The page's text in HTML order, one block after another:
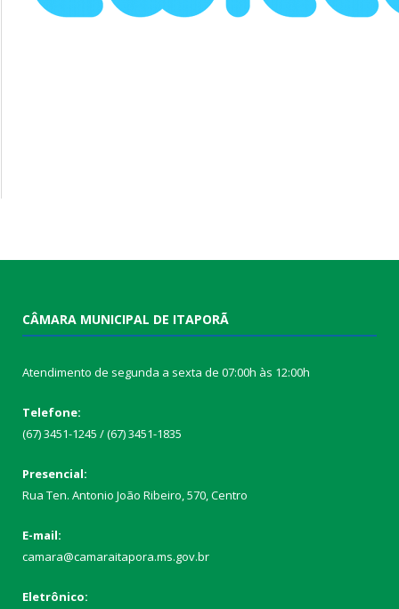
CÂMARA MUNICIPAL DE ITAPORÃ
Atendimento de segunda a sexta de 07:00h às 12:00h
Telefone:
(67) 3451-1245 / (67) 3451-1835
Presencial:
Rua Ten. Antonio João Ribeiro, 570, Centro
E-mail:
camara@camaraitapora.ms.gov.br
Eletrônico: